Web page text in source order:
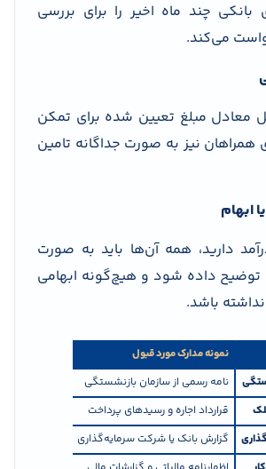
چند ماه اخیر را برای بررسی
می‌کند.
معادل مبلغ تعیین شده برای تمکن
همراهان نیز به صورت جداگانه تامین
ابهام
دارید، همه آن‌ها باید به صورت
توضیح داده شود و هیچ‌گونه ابهامی
باشد.
نمونه مدارک مورد قبول
نامه رسمی از سازمان بازنشستگی
قرارداد اجاره و رسیدهای پرداخت
گزارش بانک یا شرکت سرمایه‌گذاری